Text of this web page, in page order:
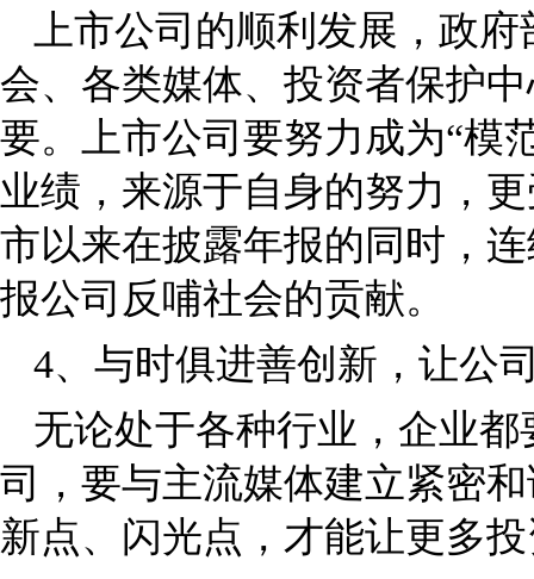
上市公司的顺利发展，政
会、各类媒体、投资者保护
要。上市公司要努力成为“模
业绩，来源于自身的努力，
市以来在披露年报的同时，
报公司反哺社会的贡献。
4、与时俱进善创新，让公
无论处于各种行业，企业
司，要与主流媒体建立紧密
新点、闪光点，才能让更多